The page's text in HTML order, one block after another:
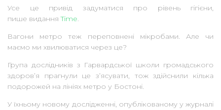
Усе це привід задуматися про рівень гігієни,
пише виданняTime.
Вагони метро теж переповнені мікробами. Але чи
маємо ми хвилюватися через це?
Група дослідників з Гарвардської школи громадського
здоров’я прагнули це з’ясувати, тож здійснили кілька
подорожей на лініях метро у Бостоні.
У їхньому новому дослідженні, опублікованому у журналі